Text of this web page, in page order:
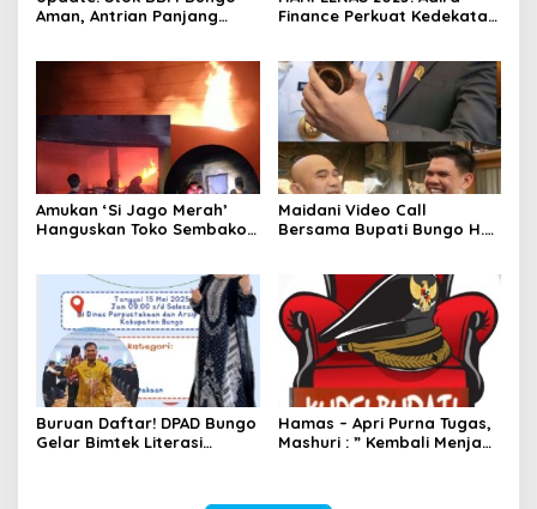
Aman, Antrian Panjang
Finance Perkuat Kedekatan
Amukan ‘Si Jago Merah’
Hanguskan Toko Sembako
Maidani Video Call
Bersama Bupati Bungo H.
Berlangsung
Buruan Daftar! DPAD Bungo
Gelar Bimtek Literasi
Hamas – Apri Purna Tugas,
Mashuri : ” Kembali Menjadi